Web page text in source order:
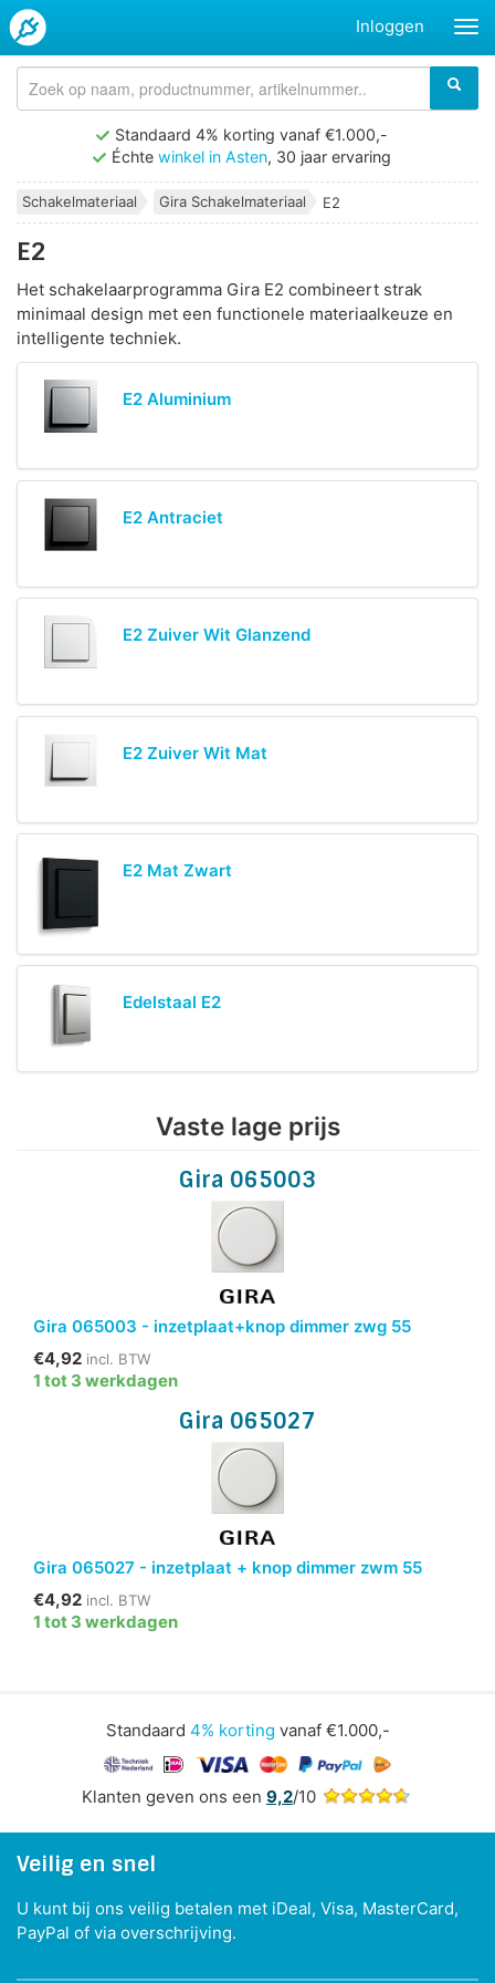
Inloggen
Standaard 4% korting vanaf €1.000,-
Échte winkel in Asten, 30 jaar ervaring
Schakelmateriaal Gira Schakelmateriaal E2
E2
Het schakelaarprogramma Gira E2 combineert strak
minimaal design met een functionele materiaalkeuze en
intelligente techniek.
E2 Aluminium
E2 Antraciet
E2 Zuiver Wit Glanzend
E2 Zuiver Wit Mat
E2 Mat Zwart
Edelstaal E2
Vaste lage prijs
Gira 065003
Gira 065003 - inzetplaat+knop dimmer zwg 55
€4,92 incl. BTW
1 tot 3 werkdagen
Gira 065027
Gira 065027 - inzetplaat + knop dimmer zwm 55
€4,92 incl. BTW
1 tot 3 werkdagen
Standaard 4% korting vanaf €1.000,-
Klanten geven ons een 9,2/10
Veilig en snel
U kunt bij ons veilig betalen met iDeal, Visa, MasterCard,
PayPal of via overschrijving.